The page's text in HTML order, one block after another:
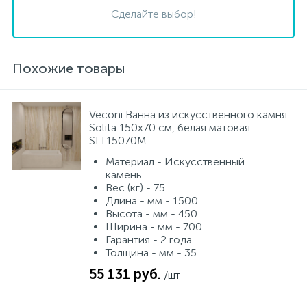
Сделайте выбор!
Похожие товары
Veconi Ванна из искусственного камня
Solita 150х70 см, белая матовая
SLT15070M
Материал - Искусственный
камень
Вес (кг) - 75
Длина - мм - 1500
Высота - мм - 450
Ширина - мм - 700
Гарантия - 2 года
Толщина - мм - 35
55 131 руб. /шт